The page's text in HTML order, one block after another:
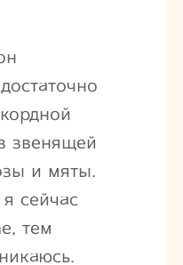
звенящей
и мяты.
сейчас
тем